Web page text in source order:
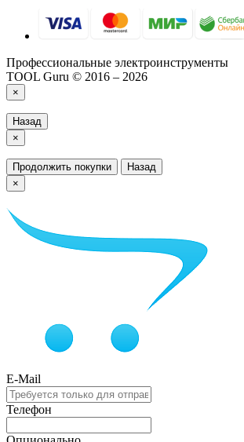
Профессиональные электроинструменты
TOOL Guru © 2016 – 2026
×
Назад
×
Продолжить покупки
Назад
×
E-Mail
Телефон